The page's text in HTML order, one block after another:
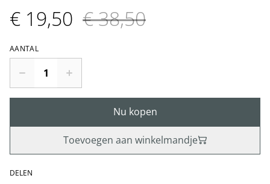
€ 19,50 € 38,50
AANTAL
Nu kopen
Toevoegen aan winkelmandje
DELEN